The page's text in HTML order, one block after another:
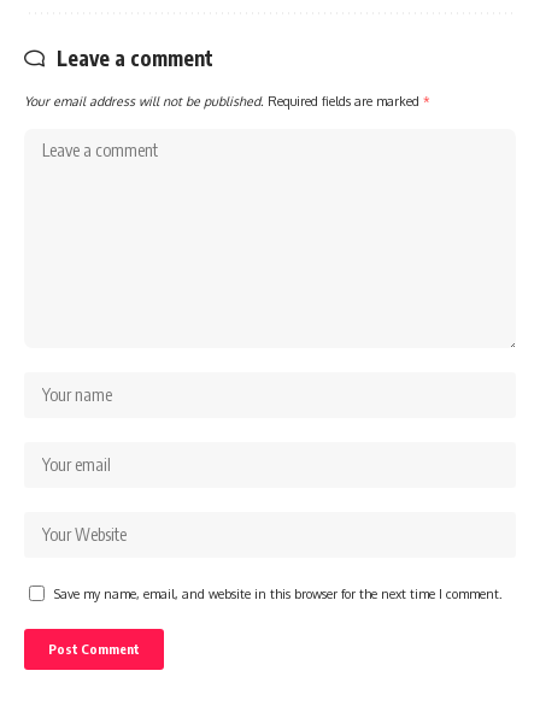
Leave a comment
Your email address will not be published. Required fields are marked *
Save my name, email, and website in this browser for the next time I comment.